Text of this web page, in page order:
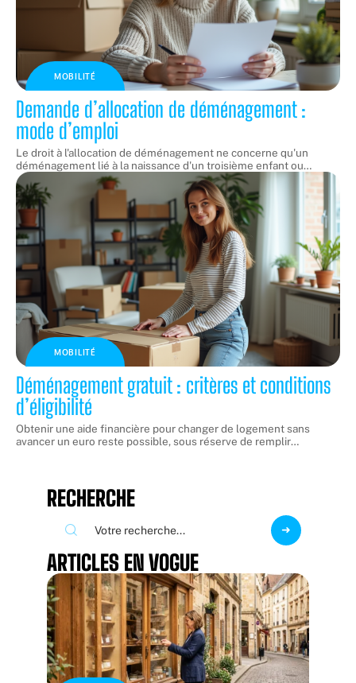
MOBILITÉ
Demande d’allocation de déménagement :
mode d’emploi
Le droit à l'allocation de déménagement ne concerne qu'un
déménagement lié à la naissance d'un troisième enfant ou…
MOBILITÉ
Déménagement gratuit : critères et conditions
d’éligibilité
Obtenir une aide financière pour changer de logement sans
avancer un euro reste possible, sous réserve de remplir…
RECHERCHE
ARTICLES EN VOGUE